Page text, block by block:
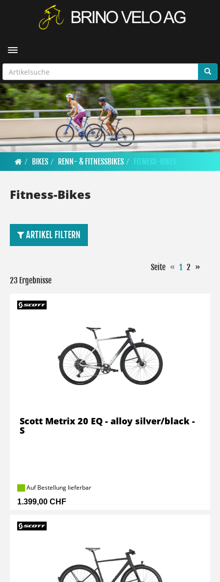
Toggle navigation
BIKES RENN- & FITNESSBIKES FITNESS-BIKES
Fitness-Bikes
ARTIKEL FILTERN
Seite « 1 2 »
23 Ergebnisse
Auf Bestellung lieferbar
1.399,00 CHF
Scott Metrix 20 EQ - alloy silver/black -
S